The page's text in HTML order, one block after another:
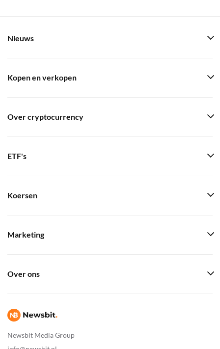
Newsbit Media Group
Nieuws
Kopen en verkopen
Over cryptocurrency
ETF's
Koersen
Marketing
Over ons